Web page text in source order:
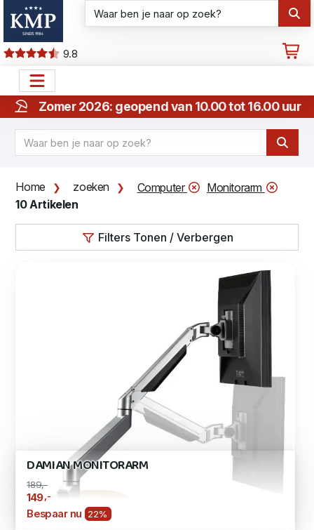
9.8
Zomer 2026: geopend van 10.00 tot 16.00 uur
Home zoeken Computer
Monitorarm
10 Artikelen
Filters Tonen / Verbergen
DAMIAN MONITORARM
189,-
149,-
Bespaar nu 22%